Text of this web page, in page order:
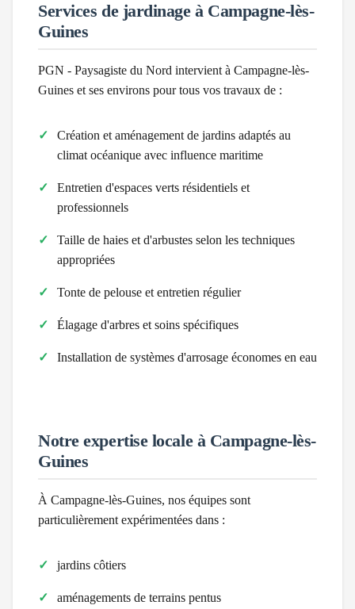
Services de jardinage à Campagne-lès-
Guines
PGN - Paysagiste du Nord intervient à Campagne-lès-
Guines et ses environs pour tous vos travaux de :
Création et aménagement de jardins adaptés au
climat océanique avec influence maritime
Entretien d'espaces verts résidentiels et
professionnels
Taille de haies et d'arbustes selon les techniques
appropriées
Tonte de pelouse et entretien régulier
Élagage d'arbres et soins spécifiques
Installation de systèmes d'arrosage économes en eau
Notre expertise locale à Campagne-lès-
Guines
À Campagne-lès-Guines, nos équipes sont
particulièrement expérimentées dans :
jardins côtiers
aménagements de terrains pentus